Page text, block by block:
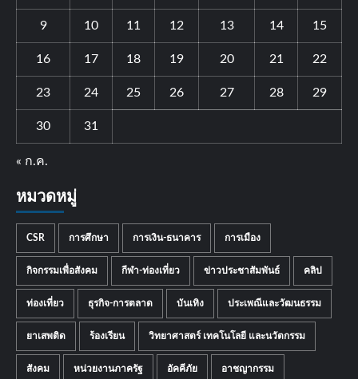
9 10 11 12 13 14 15
16 17 18 19 20 21 22
23 24 25 26 27 28 29
30 31
« ก.ค.
หมวดหมู่
CSR การศึกษา การเงิน-ธนาคาร การเมือง
กิจกรรมเพื่อสังคม กีฬา-ท่องเที่ยว ข่าวประชาสัมพันธ์ คลิป
ท่องเที่ยว ธุรกิจ-การตลาด บันเทิง ประเพณีและวัฒนธรรม
ยาเสพติด ร้องเรียน วิทยาศาสตร์ เทคโนโลยี และนวัตกรรม
สังคม หน่วยงานภาครัฐ อัคคีภัย อาชญากรรม